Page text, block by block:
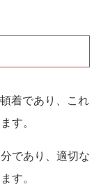
着であり、これ
す。
であり、適切な
す。